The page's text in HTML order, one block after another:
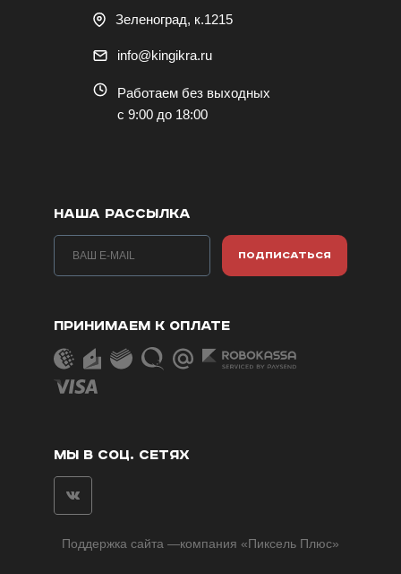
Зеленоград, к.1215
info@kingikra.ru
Работаем без выходных
с 9:00 до 18:00
НАША РАССЫЛКА
ПОДПИСАТЬСЯ
ПРИНИМАЕМ К ОПЛАТЕ
МЫ В СОЦ. СЕТЯХ
Поддержка сайта —компания «Пиксель Плюс»